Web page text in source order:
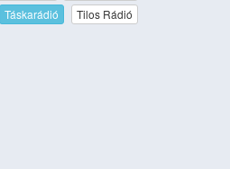
Táskarádió
Tilos Rádió